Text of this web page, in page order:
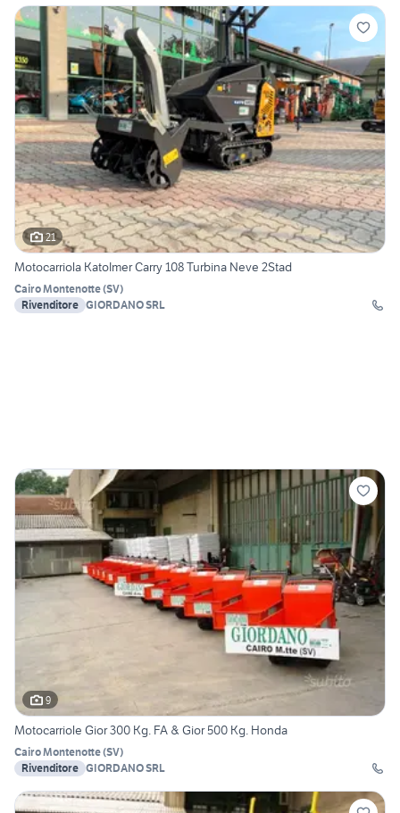
21
Motocarriola KatoImer Carry 108 Turbina Neve 2Stad
Cairo Montenotte(SV)
Rivenditore GIORDANO SRL
9
Motocarriole Gior 300 Kg. FA & Gior 500 Kg. Honda
Cairo Montenotte(SV)
Rivenditore GIORDANO SRL